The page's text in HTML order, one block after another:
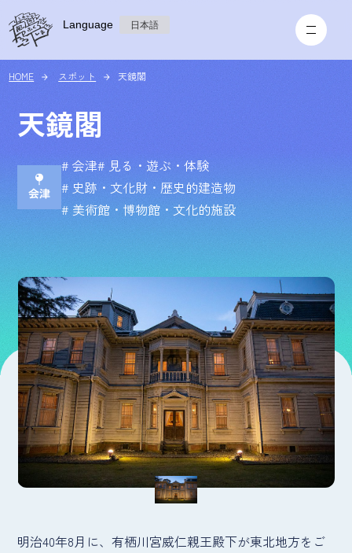
Language 日本語
HOME スポット 天鏡閣
天鏡閣
# 会津# 見る・遊ぶ・体験
# 史跡・文化財・歴史的建造物
# 美術館・博物館・文化的施設
明治40年8月に、有栖川宮威仁親王殿下が東北地方をご